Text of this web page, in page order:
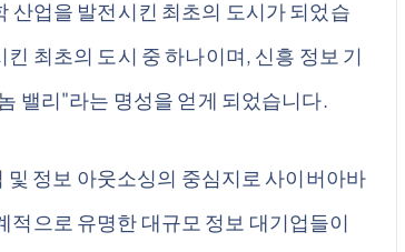
산업을 발전시킨 최초의 도시가 되었습
최초의 도시 중 하나이며, 신흥 정보 기
밸리"라는 명성을 얻게 되었습니다.
정보 아웃소싱의 중심지로 사이버아바
적으로 유명한 대규모 정보 대기업들이